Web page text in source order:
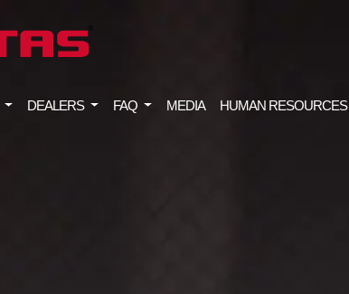
DEALERS FAQ MEDIA HUMAN RESOURCES